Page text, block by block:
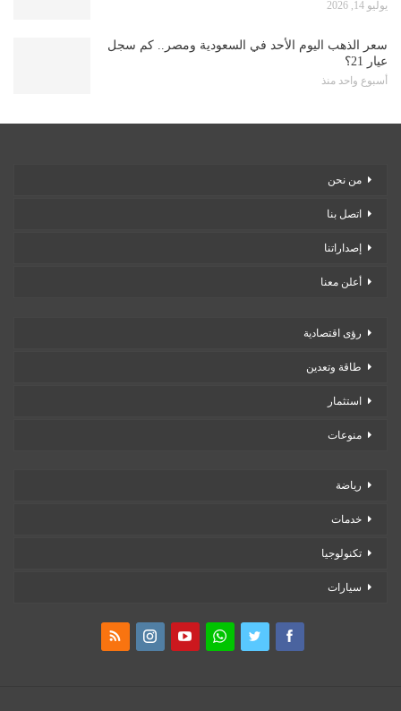
يوليو 14, 2026
سعر الذهب اليوم الأحد في السعودية ومصر.. كم سجل
عيار 21؟
أسبوع واحد منذ
من نحن
اتصل بنا
إصداراتنا
أعلن معنا
رؤى اقتصادية
طاقة وتعدين
استثمار
منوعات
رياضة
خدمات
تكنولوجيا
سيارات